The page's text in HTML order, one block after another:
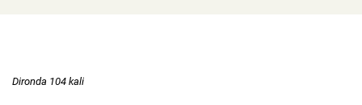
Dironda 104 kali